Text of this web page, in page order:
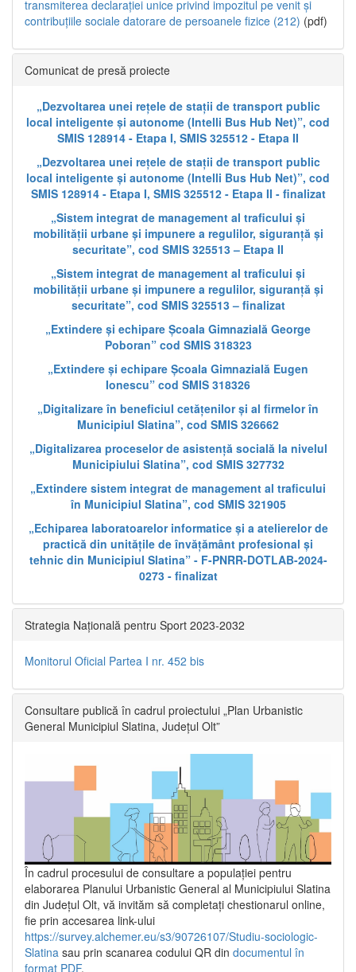
transmiterea declarației unice privind impozitul pe venit și
contribuțiile sociale datorare de persoanele fizice (212) (pdf)
Comunicat de presă proiecte
„Dezvoltarea unei rețele de stații de transport public
local inteligente și autonome (Intelli Bus Hub Net)”, cod
SMIS 128914 - Etapa I, SMIS 325512 - Etapa II
„Dezvoltarea unei rețele de stații de transport public
local inteligente și autonome (Intelli Bus Hub Net)”, cod
SMIS 128914 - Etapa I, SMIS 325512 - Etapa II - finalizat
„Sistem integrat de management al traficului și
mobilității urbane și impunere a regulilor, siguranță și
securitate”, cod SMIS 325513 – Etapa II
„Sistem integrat de management al traficului și
mobilității urbane și impunere a regulilor, siguranță și
securitate”, cod SMIS 325513 – finalizat
„Extindere și echipare Școala Gimnazială George
Poboran” cod SMIS 318323
„Extindere și echipare Școala Gimnazială Eugen
Ionescu” cod SMIS 318326
„Digitalizare în beneficiul cetățenilor și al firmelor în
Municipiul Slatina”, cod SMIS 326662
„Digitalizarea proceselor de asistență socială la nivelul
Municipiului Slatina”, cod SMIS 327732
„Extindere sistem integrat de management al traficului
în Municipiul Slatina”, cod SMIS 321905
„Echiparea laboratoarelor informatice și a atelierelor de
practică din unitățile de învățământ profesional și
tehnic din Municipiul Slatina” - F-PNRR-DOTLAB-2024-
0273 - finalizat
Strategia Națională pentru Sport 2023-2032
Monitorul Oficial Partea I nr. 452 bis
Consultare publică în cadrul proiectului „Plan Urbanistic
General Municipiul Slatina, Județul Olt”
În cadrul procesului de consultare a populaţiei pentru
elaborarea Planului Urbanistic General al Municipiului Slatina
din Județul Olt, vă invităm să completați chestionarul online,
fie prin accesarea link-ului
https://survey.alchemer.eu/s3/90726107/Studiu-sociologic-
Slatina sau prin scanarea codului QR din documentul în
format PDF.